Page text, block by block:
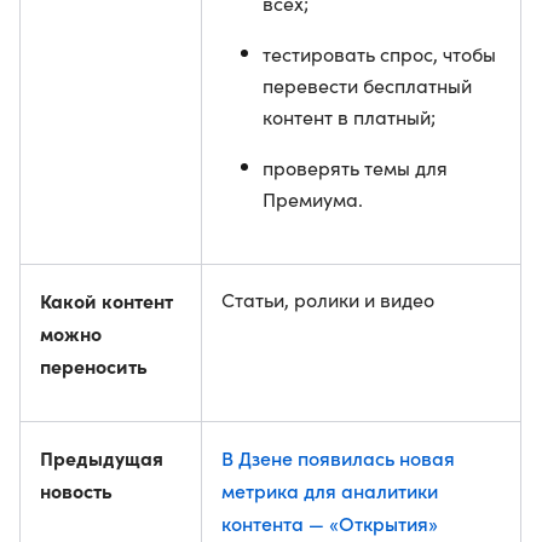
тестировать спрос, чтобы
перевести бесплатный
контент в платный;
проверять темы для
Премиума.
Какой контент
можно
переносить
Статьи, ролики и видео
Предыдущая
новость
В Дзене появилась новая
метрика для аналитики
контента — «Открытия»